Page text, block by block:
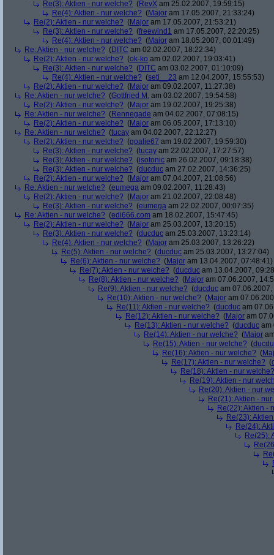
Re(3): Aktien - nur welche? (RevX am 25.02.2007, 19:59:15)
Re(4): Aktien - nur welche? (Major am 17.05.2007, 21:33:24)
Re(2): Aktien - nur welche? (Major am 17.05.2007, 21:53:21)
Re(3): Aktien - nur welche? (freewind1 am 17.05.2007, 22:20:25)
Re(4): Aktien - nur welche? (Major am 18.05.2007, 00:01:49)
Re: Aktien - nur welche? (DITC am 02.02.2007, 18:22:34)
Re(2): Aktien - nur welche? (ok-ko am 02.02.2007, 19:03:41)
Re(3): Aktien - nur welche? (DITC am 03.02.2007, 01:10:09)
Re(4): Aktien - nur welche? (seti__23 am 12.04.2007, 15:55:53)
Re(2): Aktien - nur welche? (Major am 09.02.2007, 11:27:38)
Re: Aktien - nur welche? (Gottfried M. am 03.02.2007, 19:54:58)
Re(2): Aktien - nur welche? (Major am 19.02.2007, 19:25:38)
Re: Aktien - nur welche? (Rennegade am 04.02.2007, 07:08:15)
Re(2): Aktien - nur welche? (Major am 06.05.2007, 17:13:10)
Re: Aktien - nur welche? (tucay am 04.02.2007, 22:12:27)
Re(2): Aktien - nur welche? (goalie67 am 19.02.2007, 19:59:30)
Re(3): Aktien - nur welche? (tucay am 22.02.2007, 17:27:57)
Re(3): Aktien - nur welche? (isotonic am 26.02.2007, 09:18:38)
Re(3): Aktien - nur welche? (ducduc am 27.02.2007, 14:36:25)
Re(2): Aktien - nur welche? (Major am 07.04.2007, 21:08:56)
Re: Aktien - nur welche? (eumega am 09.02.2007, 11:28:43)
Re(2): Aktien - nur welche? (Major am 21.02.2007, 22:08:48)
Re(3): Aktien - nur welche? (eumega am 22.02.2007, 00:07:35)
Re: Aktien - nur welche? (edi666.com am 18.02.2007, 15:47:45)
Re(2): Aktien - nur welche? (Major am 25.03.2007, 13:20:15)
Re(3): Aktien - nur welche? (ducduc am 25.03.2007, 13:23:14)
Re(4): Aktien - nur welche? (Major am 25.03.2007, 13:26:22)
Re(5): Aktien - nur welche? (ducduc am 25.03.2007, 13:27:04)
Re(6): Aktien - nur welche? (Major am 13.04.2007, 07:48:41)
Re(7): Aktien - nur welche? (ducduc am 13.04.2007,
Re(8): Aktien - nur welche? (Major am 07.06.2007,
Re(9): Aktien - nur welche? (ducduc am
Re(10): Aktien - nur welche? (Major am
Re(11): Aktien - nur welche? (ducduc am
Re(12): Aktien - nur welche? (Major am
Re(13): Aktien - nur welche? (ducduc am
Re(14): Aktien - nur welche? (Major
Re(15): Aktien - nur welche? (
Re(16): Aktien - nur welche? (
Re(17): Aktien - nur welche? (
Re(18): Aktien - nur welche?
Re(19): Aktien - nur
Re(20): Aktien - nur
Re(21): Aktien -
Re(22): Aktien -
Re(23):
Re(24):
Re(25):